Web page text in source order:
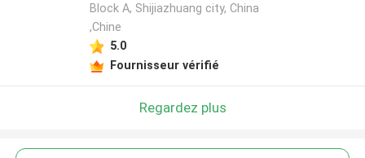
Block A, Shijiazhuang city, China
,Chine
5.0
Fournisseur vérifié
Regardez plus